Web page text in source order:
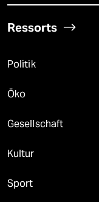
Ressorts
Politik
Öko
Gesellschaft
Kultur
Sport